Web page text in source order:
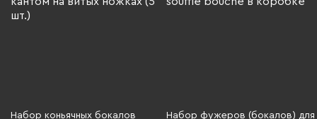
Набор коньячных бокалов Набор фужеров (бокалов) для